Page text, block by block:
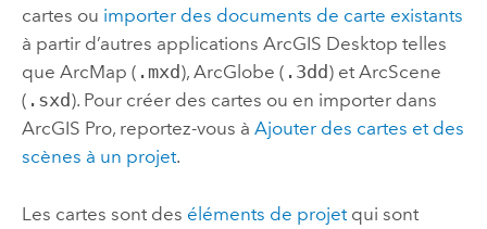
cartes ou importer des documents de carte existants
à partir d’autres applications ArcGIS Desktop telles
que ArcMap ( .mxd ), ArcGlobe ( .3dd ) et ArcScene
( .sxd ). Pour créer des cartes ou en importer dans
ArcGIS Pro, reportez-vous à Ajouter des cartes et des
scènes à un projet.
Les cartes sont des éléments de projetqui sont